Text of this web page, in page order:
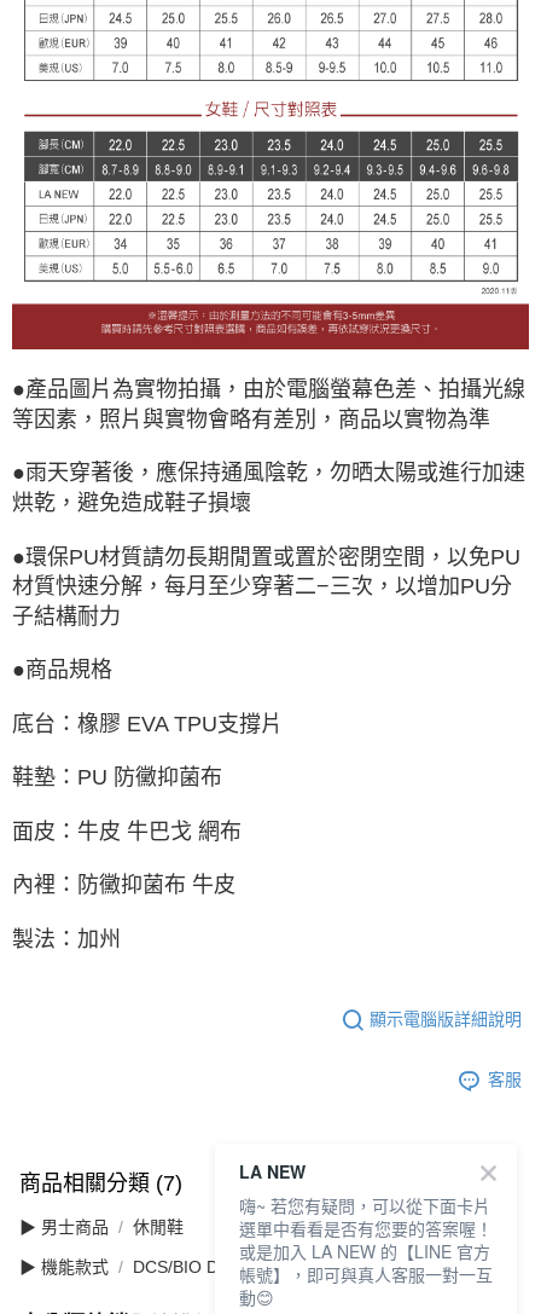
●產品圖片為實物拍攝，由於電腦螢幕色差、拍攝光線
等因素，照片與實物會略有差別，商品以實物為準
●雨天穿著後，應保持通風陰乾，勿晒太陽或進行加速
烘乾，避免造成鞋子損壞
●環保PU材質請勿長期閒置或置於密閉空間，以免PU
材質快速分解，每月至少穿著二−三次，以增加PU分
子結構耐力
●商品規格
底台：橡膠 EVA TPU支撐片
鞋墊：PU 防黴抑菌布
面皮：牛皮 牛巴戈 網布
內裡：防黴抑菌布 牛皮
製法：加州
顯示電腦版詳細說明
客服
商品相關分類 (7) 查看全部
▶ 男士商品 休閒鞋
▶ 機能款式 DCS/BIO DCS 舒適動能
LA NEW
嗨~ 若您有疑問，可以從下面卡片
選單中看看是否有您要的答案喔！
或是加入 LA NEW 的【LINE 官方
帳號】，即可與真人客服一對一互
動😊